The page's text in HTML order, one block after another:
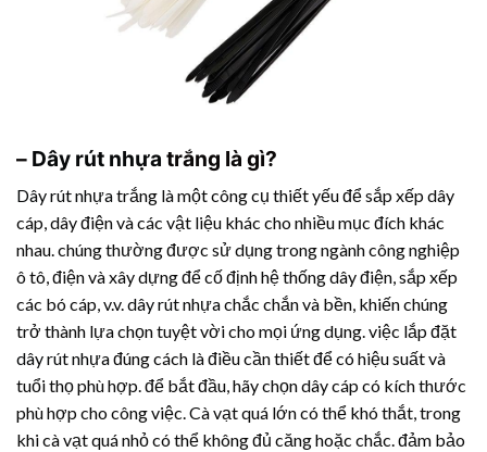
– Dây rút nhựa trắng là gì?
Dây rút nhựatrắng là một công cụ thiết yếu để sắp xếp dây
cáp, dây điện và các vật liệu khác cho nhiều mục đích khác
nhau. chúng thường được sử dụng trong ngành công nghiệp
ô tô, điện và xây dựng để cố định hệ thống dây điện, sắp xếp
các bó cáp, v.v.dây rút nhựachắc chắn và bền, khiến chúng
trở thành lựa chọn tuyệt vời cho mọi ứng dụng. việc lắp đặt
dây rút nhựađúng cách là điều cần thiết để có hiệu suất và
tuổi thọ phù hợp. để bắt đầu, hãy chọn dây cáp có kích thước
phù hợp cho công việc. Cà vạt quá lớn có thể khó thắt, trong
khi cà vạt quá nhỏ có thể không đủ căng hoặc chắc. đảm bảo